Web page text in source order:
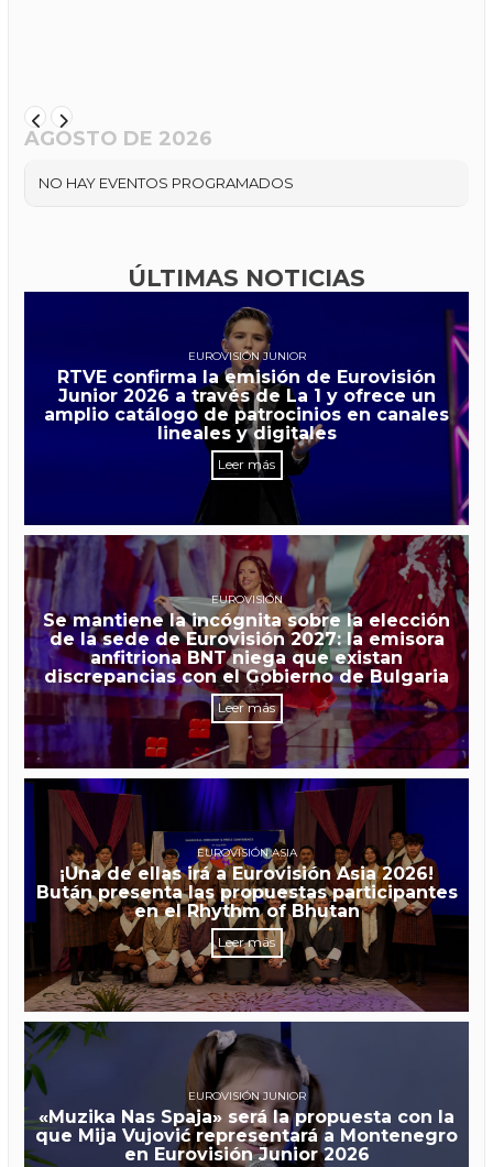
AGOSTO DE 2026
NO HAY EVENTOS PROGRAMADOS
ÚLTIMAS NOTICIAS
EUROVISIÓN JUNIOR
RTVE confirma la emisión de Eurovisión
Junior 2026 a través de La 1 y ofrece un
amplio catálogo de patrocinios en canales
lineales y digitales
Leer más
EUROVISIÓN
Se mantiene la incógnita sobre la elección
de la sede de Eurovisión 2027: la emisora
anfitriona BNT niega que existan
discrepancias con el Gobierno de Bulgaria
Leer más
EUROVISIÓN ASIA
¡Una de ellas irá a Eurovisión Asia 2026!
Bután presenta las propuestas participantes
en el Rhythm of Bhutan
Leer más
EUROVISIÓN JUNIOR
«Muzika Nas Spaja» será la propuesta con la
que Mija Vujović representará a Montenegro
en Eurovisión Junior 2026